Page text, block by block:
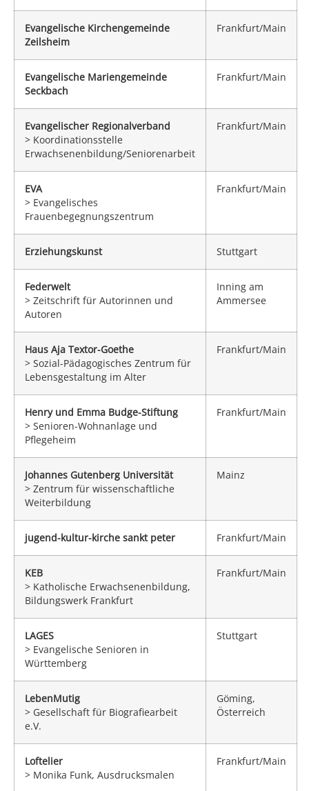
Evangelische Kirchengemeinde
Zeilsheim
Frankfurt/Main
Evangelische Mariengemeinde
Seckbach
Frankfurt/Main
Evangelischer Regionalverband
> Koordinationsstelle
Erwachsenenbildung/Seniorenarbeit
Frankfurt/Main
EVA
> Evangelisches
Frauenbegegnungszentrum
Frankfurt/Main
Erziehungskunst Stuttgart
Federwelt
> Zeitschrift für Autorinnen und
Autoren
Inning am
Ammersee
Haus Aja Textor-Goethe
> Sozial-Pädagogisches Zentrum für
Lebensgestaltung im Alter
Frankfurt/Main
Henry und Emma Budge-Stiftung
> Senioren-Wohnanlage und
Pflegeheim
Frankfurt/Main
Johannes Gutenberg Universität
> Zentrum für wissenschaftliche
Weiterbildung
Mainz
jugend-kultur-kirche sankt peter Frankfurt/Main
KEB
> Katholische Erwachsenenbildung,
Bildungswerk Frankfurt
Frankfurt/Main
LAGES
> Evangelische Senioren in
Württemberg
Stuttgart
LebenMutig
> Gesellschaft für Biografiearbeit
e.V.
Göming,
Österreich
Loftelier
> Monika Funk, Ausdrucksmalen
Frankfurt/Main